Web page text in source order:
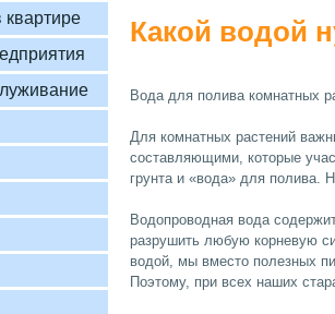
Какой водой
Вода для полива комнатных
Для комнатных растений
составляющими, которые
грунта и «вода» для полива.
Водопроводная вода
разрушить любую корневую
водой, мы вместо полезных
Поэтому, при всех наших